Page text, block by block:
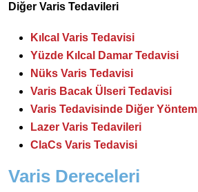
Diğer Varis Tedavileri
Kılcal Varis Tedavisi
Yüzde Kılcal Damar Tedavisi
Nüks Varis Tedavisi
Varis Bacak Ülseri Tedavisi
Varis Tedavisinde Diğer
Lazer Varis Tedavileri
ClaCs Varis Tedavisi
Varis Dereceleri